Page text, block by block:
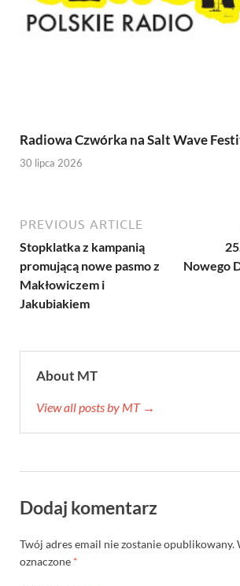
Radiowa Czwórka na Salt Wave
30 lipca 2026
PREVIOUS ARTICLE
Stopklatka z kampanią
promującą nowe pasmo z
Makłowiczem i
Jakubiakiem
Nowego
About MT
View all posts by MT →
Dodaj komentarz
Twój adres email nie zostanie opublikowany.
oznaczone *